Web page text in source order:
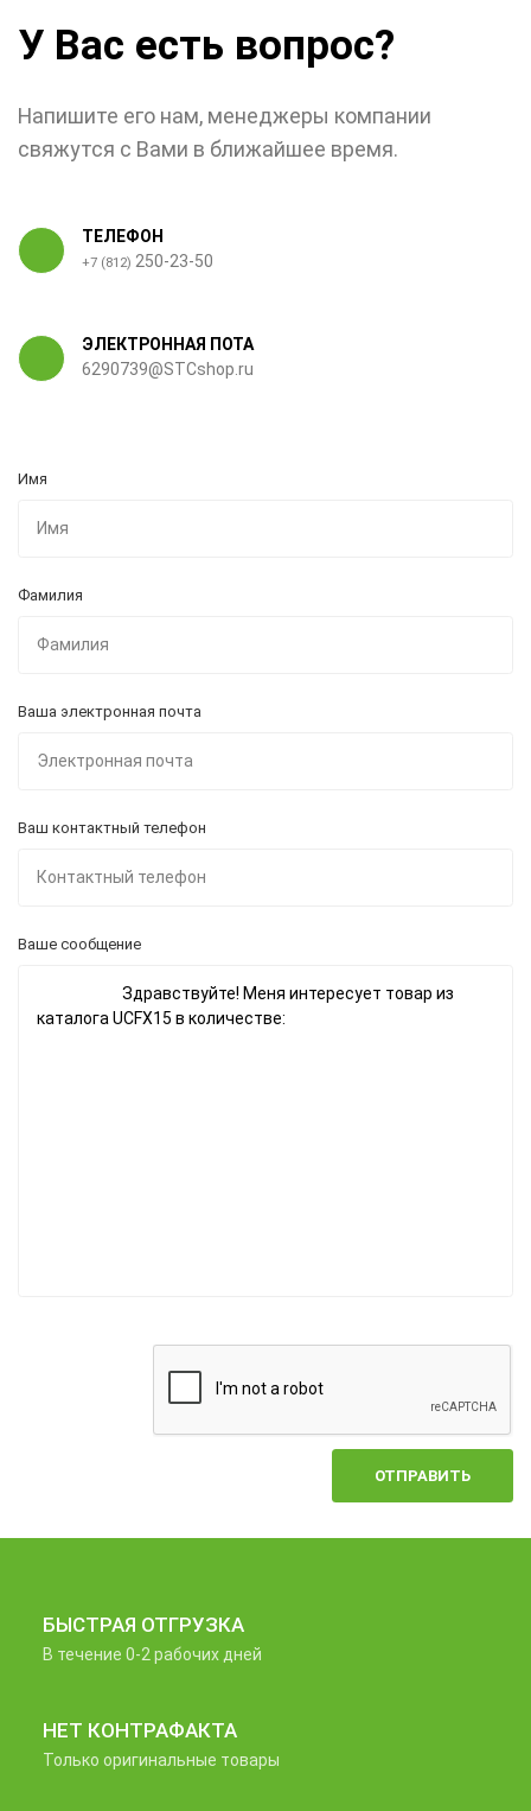
У Вас есть вопрос?
Напишите его нам, менеджеры компании
свяжутся с Вами в ближайшее время.
ТЕЛЕФОН
+7 (812) 250-23-50
ЭЛЕКТРОННАЯ ПОТА
6290739@STCshop.ru
Имя
Фамилия
Ваша электронная почта
Ваш контактный телефон
Ваше сообщение
ОТПРАВИТЬ
БЫСТРАЯ ОТГРУЗКА
В течение 0-2 рабочих дней
НЕТ КОНТРАФАКТА
Только оригинальные товары